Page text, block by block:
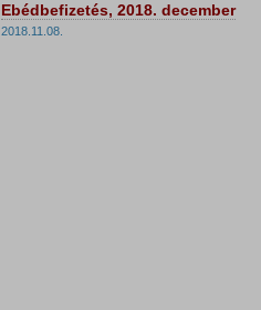
Ebédbefizetés, 2018. december
2018.11.08.